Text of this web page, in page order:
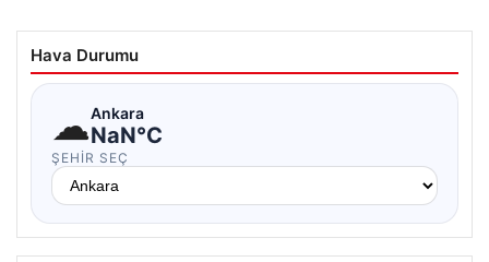
Hava Durumu
☁Ankara
NaN°C
ŞEHIR SEÇ